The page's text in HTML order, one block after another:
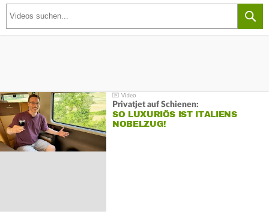
Privatjet auf Schienen:
SO LUXURIÖS IST ITALIENS
NOBELZUG!